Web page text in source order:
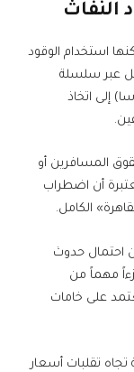
النفاث
استخدام الوقود
عبر سلسلة
إلى اتخاذ
المسافرين أو
أن اضطراب
الكامل.
احتمال حدوث
مهماً من
على خامات
تقلبات أسعار